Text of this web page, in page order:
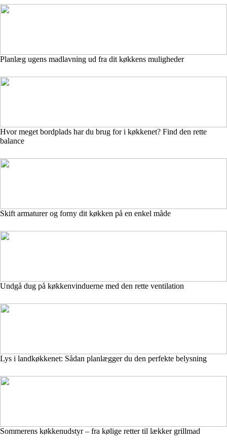
Planlæg ugens madlavning ud fra dit køkkens muligheder
Hvor meget bordplads har du brug for i køkkenet? Find den rette
balance
Skift armaturer og forny dit køkken på en enkel måde
Undgå dug på køkkenvinduerne med den rette ventilation
Lys i landkøkkenet: Sådan planlægger du den perfekte belysning
Sommerens køkkenudstyr – fra kølige retter til lækker grillmad